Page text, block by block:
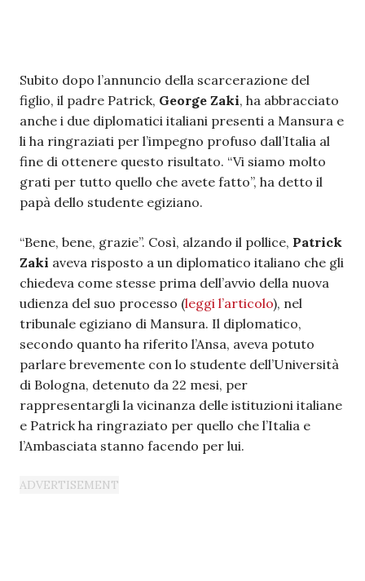
Subito dopo l’annuncio della scarcerazione del
figlio, il padre Patrick, George Zaki, ha abbracciato
anche i due diplomatici italiani presenti a Mansura e
li ha ringraziati per l’impegno profuso dall’Italia al
fine di ottenere questo risultato. “Vi siamo molto
grati per tutto quello che avete fatto”, ha detto il
papà dello studente egiziano.
“Bene, bene, grazie”. Così, alzando il pollice, Patrick
Zaki aveva risposto a un diplomatico italiano che gli
chiedeva come stesse prima dell’avvio della nuova
udienza del suo processo (leggi l’articolo), nel
tribunale egiziano di Mansura. Il diplomatico,
secondo quanto ha riferito l’Ansa, aveva potuto
parlare brevemente con lo studente dell’Università
di Bologna, detenuto da 22 mesi, per
rappresentargli la vicinanza delle istituzioni italiane
e Patrick ha ringraziato per quello che l’Italia e
l’Ambasciata stanno facendo per lui.